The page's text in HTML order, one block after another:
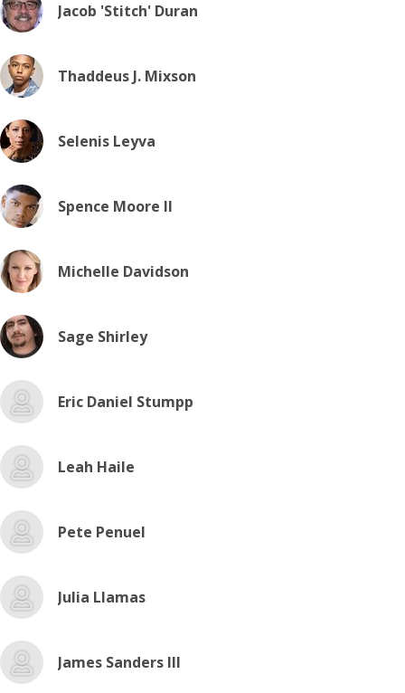
Jacob 'Stitch' Duran
Thaddeus J. Mixson
Selenis Leyva
Spence Moore II
Michelle Davidson
Sage Shirley
Eric Daniel Stumpp
Leah Haile
Pete Penuel
Julia Llamas
James Sanders III